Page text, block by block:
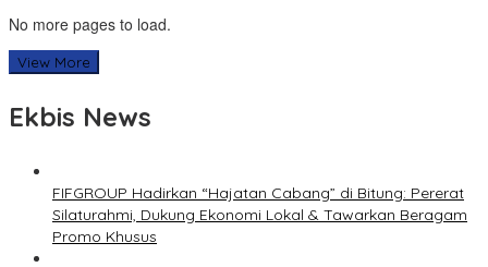
No more pages to load.
View More
Ekbis News
FIFGROUP Hadirkan “Hajatan Cabang” di Bitung: Pererat
Silaturahmi, Dukung Ekonomi Lokal & Tawarkan Beragam
Promo Khusus